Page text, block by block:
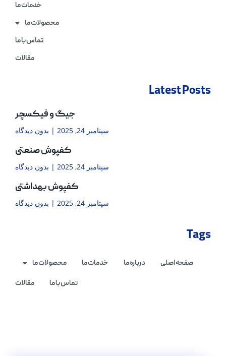
خدمات ما
محصولات ما
تماس با ما
مقالات
Latest Posts
جیگ و فیکسچر
سپتامبر 24, 2025 بدون دیدگاه
کفپوش صنعتی
سپتامبر 24, 2025 بدون دیدگاه
کفپوش بهداشتی
سپتامبر 24, 2025 بدون دیدگاه
Tags
صفحه اصلی درباره ما خدمات ما
محصولات ما
تماس با ما
مقالات